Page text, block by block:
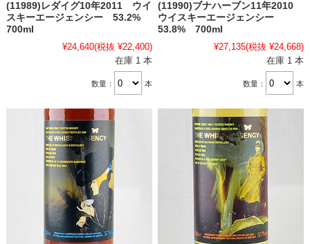
(11989)レダイグ10年2011 ウイ
スキーエージェンシー 53.2%
700ml
¥24,640(税抜 ¥22,400)
在庫 1 本
数量： 本
(11990)ブナハーブン11年2010
ウイスキーエージェンシー
53.8% 700ml
¥27,135(税抜 ¥24,668)
在庫 1 本
数量： 本